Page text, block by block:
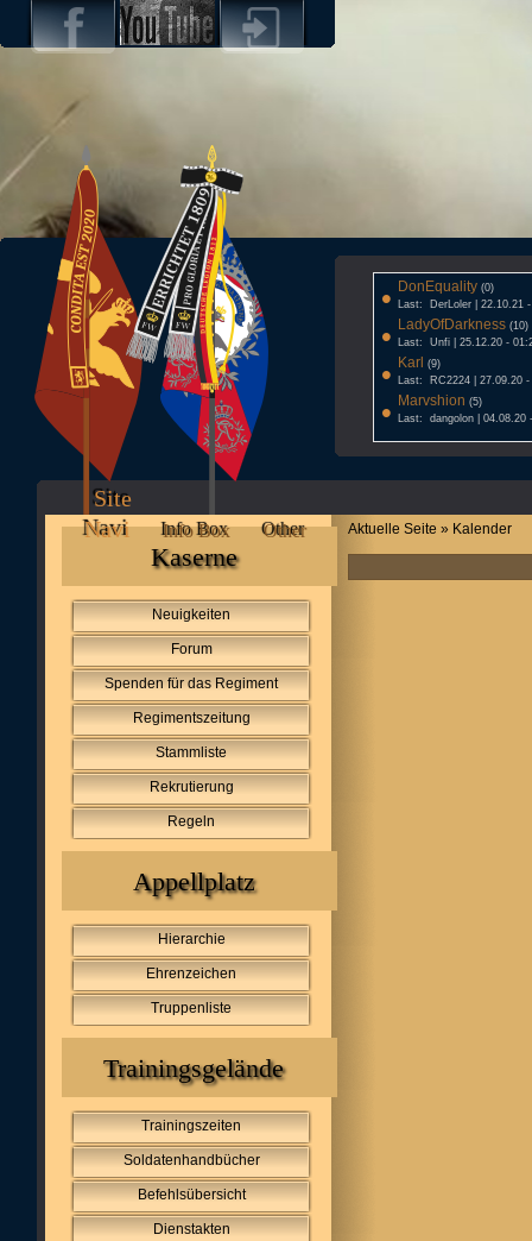
• DonEquality (0)
Last: DerLoler | 22.10.21
• LadyOfDarkness (10)
Last: Unfi | 25.12.20 -
• Karl (9)
Last: RC2224 | 27.09.20 -
• Marvshion (5)
Last: dangolon | 04.08.20
Site
Navi
Info Box Other
Kaserne
Neuigkeiten
Forum
Spenden für das Regiment
Regimentszeitung
Stammliste
Rekrutierung
Regeln
Appellplatz
Hierarchie
Ehrenzeichen
Truppenliste
Trainingsgelände
Trainingszeiten
Soldatenhandbücher
Befehlsübersicht
Dienstakten
Aktuelle Seite » Kalender